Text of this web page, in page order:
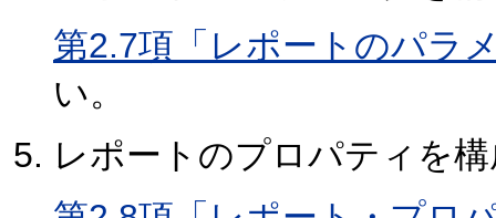
第2.7項「レポートのパラ
い。
レポートのプロパティを